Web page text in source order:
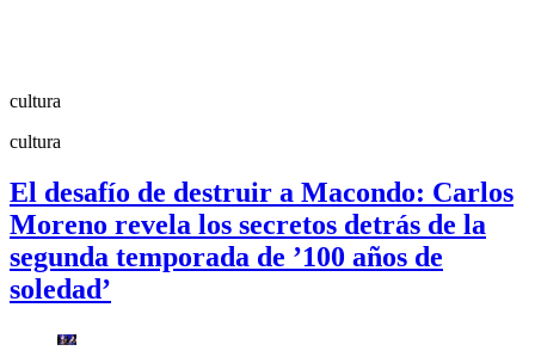
cultura
cultura
El desafío de destruir a Macondo: Carlos
Moreno revela los secretos detrás de la
segunda temporada de ’100 años de
soledad’